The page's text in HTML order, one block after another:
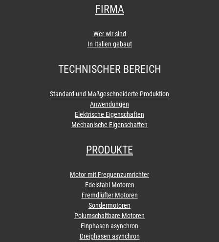
FIRMA
Wer wir sind
In Italien gebaut
TECHNISCHER BEREICH
Standard und Maßgeschneiderte Produktion
Anwendungen
Elektrische Eigenschaften
Mechanische Eigenschaften
PRODUKTE
Motor mit Frequenzumrichter
Edelstahl Motoren
Fremdlüfter Motoren
Sondermotoren
Polumschaltbare Motoren
Einphasen asynchron
Dreiphasen asynchron